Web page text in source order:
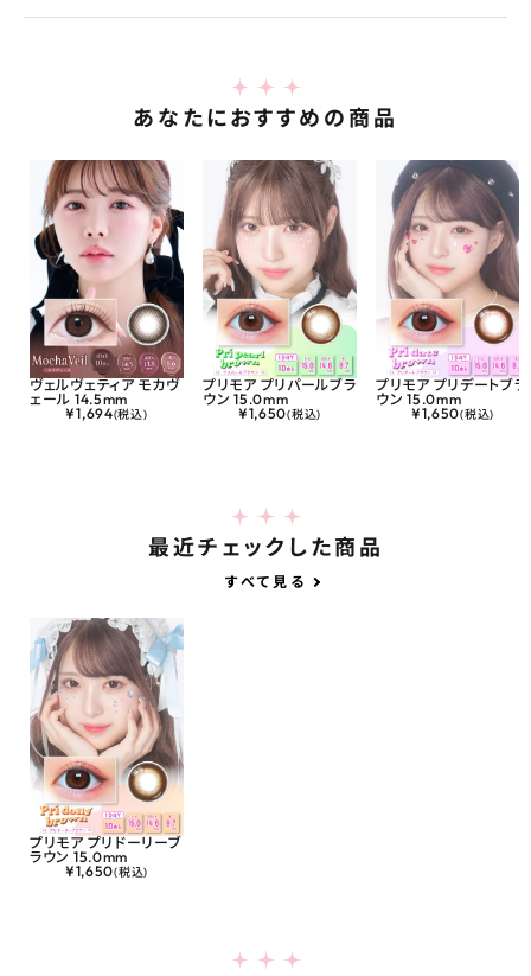
あなたにおすすめの商品
ヴェルヴェティア モカヴ
ェール 14.5mm
¥1,694(税込)
プリモア プリパールブラ
ウン 15.0mm
¥1,650(税込)
プリモア プリデートブラ
ウン 15.0mm
¥1,650(税込)
最近チェックした商品
すべて見る
プリモア プリドーリーブ
ラウン 15.0mm
¥1,650(税込)